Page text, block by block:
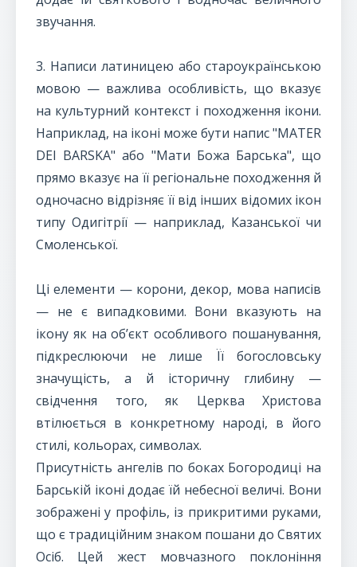
звучання.
3. Написи латиницею або староукраїнською
мовою — важлива особливість, що вказує
на культурний контекст і походження ікони.
Наприклад, на іконі може бути напис "MATER
DEI BARSKA" або "Мати Божа Барська", що
прямо вказує на її регіональне походження й
одночасно відрізняє її від інших відомих ікон
типу Одигітрії — наприклад, Казанської чи
Смоленської.
Ці елементи — корони, декор, мова написів
— не є випадковими. Вони вказують на
ікону як на об’єкт особливого пошанування,
підкреслюючи не лише Її богословську
значущість, а й історичну глибину —
свідчення того, як Церква Христова
втілюється в конкретному народі, в його
стилі, кольорах, символах.
Присутність ангелів по боках Богородиці на
Барській іконі додає їй небесної величі. Вони
зображені у профіль, із прикритими руками,
що є традиційним знаком пошани до Святих
Осіб. Цей жест мовчазного поклоніння